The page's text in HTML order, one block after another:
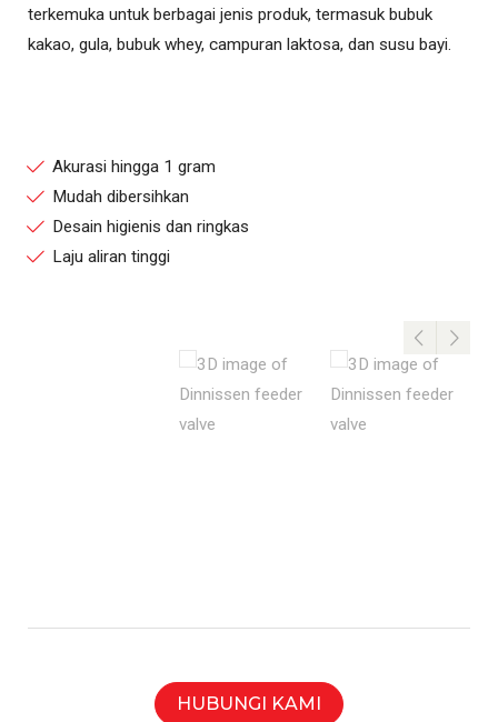
terkemuka untuk berbagai jenis produk, termasuk bubuk
kakao, gula, bubuk whey, campuran laktosa, dan susu bayi.
Akurasi hingga 1 gram
Mudah dibersihkan
Desain higienis dan ringkas
Laju aliran tinggi
HUBUNGI KAMI